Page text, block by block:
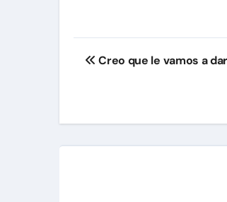
Navegación
Creo que le vamos a